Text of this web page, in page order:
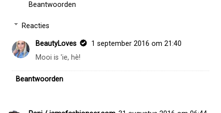
Beantwoorden
Reacties
BeautyLoves
1 september 2016 om 21:40
Mooi is 'ie, hè!
Beantwoorden